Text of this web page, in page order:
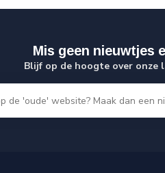
Mis geen nieuwtjes
Blijf op de hoogte over onze